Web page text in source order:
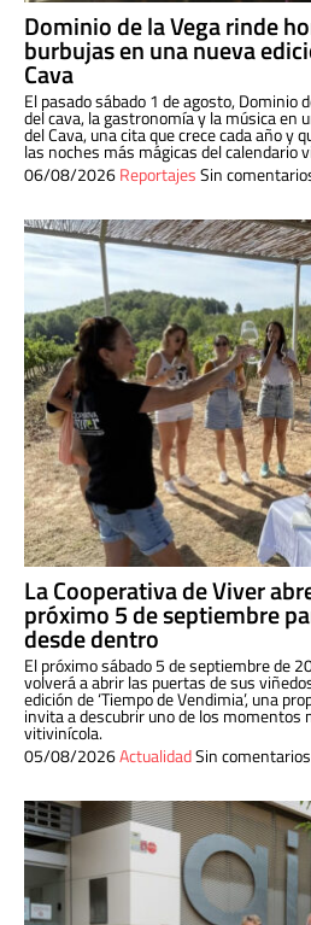
Dominio de la Vega rinde
burbujas en una nueva
Cava
El pasado sábado 1 de agosto, Dominio
del cava, la gastronomía y la música en
del Cava, una cita que crece cada año y
las noches más mágicas del calendario
06/08/2026ReportajesSin
La Cooperativa de Viver
próximo 5 de septiembre
desde dentro
El próximo sábado 5 de septiembre de
volverá a abrir las puertas de sus
edición de ‘Tiempo de Vendimia’, una
invita a descubrir uno de los momentos
vitivinícola.
05/08/2026ActualidadSin comentarios